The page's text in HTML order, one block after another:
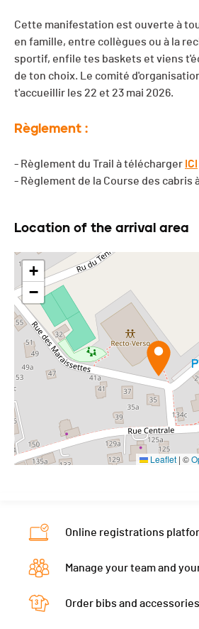
Cette manifestation est ouverte à
en famille, entre collègues ou à la
sportif, enfile tes baskets et viens
de ton choix. Le comité
t'accueillir les 22 et 23 mai 2026.
Règlement :
- Règlement du Trail à télécharger ICI
- Règlement de la Course des cabris
Location of the arrival area
+
−
Leaflet | ©
Online registrations
Manage your team and
Order bibs and accessories